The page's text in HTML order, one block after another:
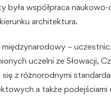
była współpraca
architektura.
międzynarodowy –
uczelni ze Słowacji,
się z różnorodnymi
a także